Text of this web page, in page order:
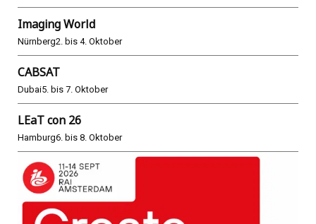
Imaging World
Nürnberg2. bis 4. Oktober
CABSAT
Dubai5. bis 7. Oktober
LEaT con 26
Hamburg6. bis 8. Oktober